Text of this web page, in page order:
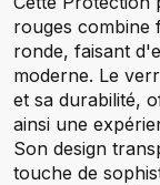
rouges combine
ronde, faisant
moderne. Le
et sa durabilité,
ainsi une
Son design
touche de